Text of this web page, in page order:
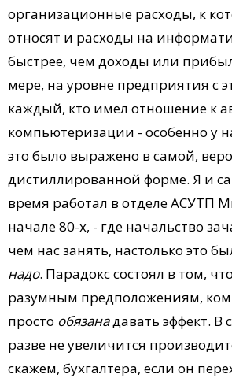
организационные расходы, к
относят и расходы на
быстрее, чем доходы или
мере, на уровне предприятия с
каждый, кто имел отношение к
компьютеризации - особенно у
это было выражено в самой,
дистиллированной форме. Я и
время работал в отделе АСУТП
начале 80-х, - где начальство
чем нас занять, настолько это
надо. Парадокс состоял в том,
разумным предположениям,
просто обязанадавать эффект. В
разве не увеличится
скажем, бухгалтера, если он